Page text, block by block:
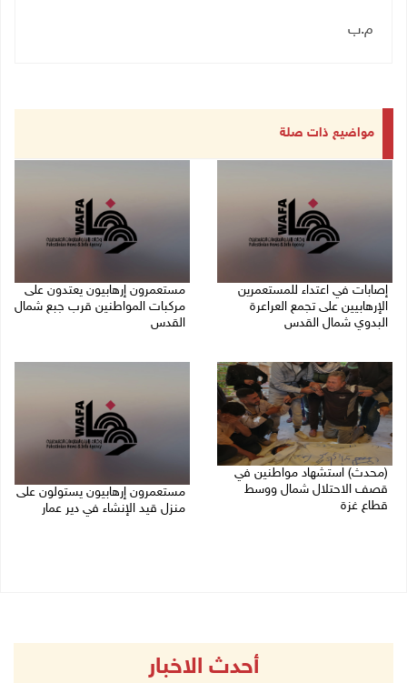
م.ب
مواضيع ذات صلة
إصابات في اعتداء للمستعمرين
الإرهابيين على تجمع العراعرة
البدوي شمال القدس
مستعمرون إرهابيون يعتدون على
مركبات المواطنين قرب جبع شمال
القدس
(محدث) استشهاد مواطنين في
قصف الاحتلال شمال ووسط
قطاع غزة
مستعمرون إرهابيون يستولون على
منزل قيد الإنشاء في دير عمار
أحدث الاخبار